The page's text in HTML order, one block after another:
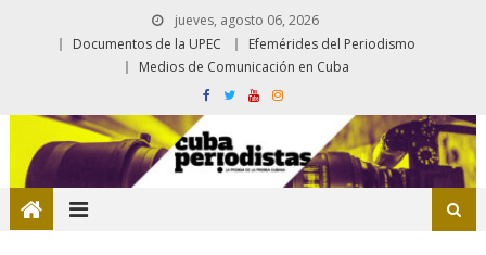
jueves, agosto 06, 2026
Documentos de la UPEC
Efemérides del Periodismo
Medios de Comunicación en Cuba